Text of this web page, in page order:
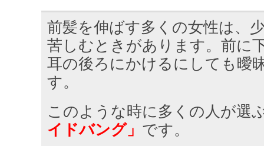
前髪を伸ばす多くの女性は、
苦しむときがあります。前に
耳の後ろにかけるにしても曖
す。
このような時に多くの人が選
イドバング」 です。